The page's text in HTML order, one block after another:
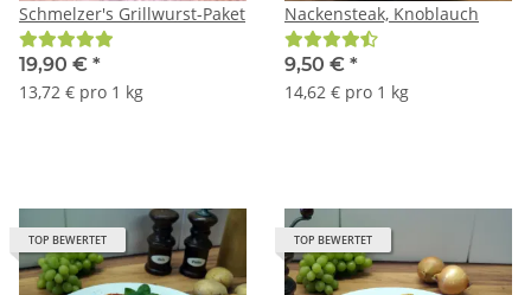
Schmelzer's Grillwurst-Paket
19,90 € *
13,72 € pro 1 kg
Nackensteak, Knoblauch
9,50 € *
14,62 € pro 1 kg
TOP BEWERTET TOP BEWERTET